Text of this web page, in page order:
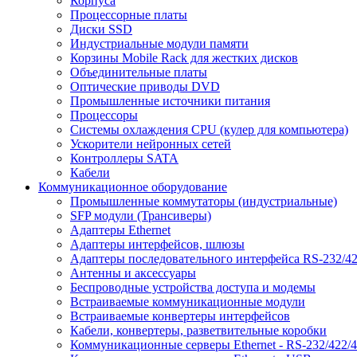
Процессорные платы
Диски SSD
Индустриальные модули памяти
Корзины Mobile Rack для жестких дисков
Объединительные платы
Оптические приводы DVD
Промышленные источники питания
Процессоры
Системы охлаждения CPU (кулер для компьютера)
Ускорители нейронных сетей
Контроллеры SATA
Кабели
Коммуникационное оборудование
Промышленные коммутаторы (индустриальные)
SFP модули (Трансиверы)
Адаптеры Ethernet
Адаптеры интерфейсов, шлюзы
Адаптеры последовательного интерфейса RS-232/
Антенны и аксессуары
Беспроводные устройства доступа и модемы
Встраиваемые коммуникационные модули
Встраиваемые конвертеры интерфейсов
Кабели, конвертеры, разветвительные коробки
Коммуникационные серверы Ethernet - RS-232/422/